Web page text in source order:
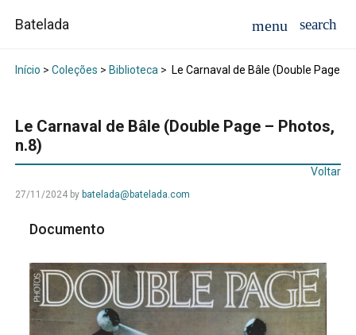
Batelada
Início > Coleções > Biblioteca> Le Carnaval de Bâle (Double Page –
Le Carnaval de Bâle (Double Page – Photos,
n.8)
Voltar
27/11/2024by batelada@batelada.com
Documento